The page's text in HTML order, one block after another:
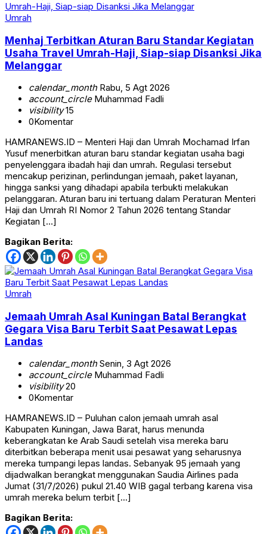
Umrah
Menhaj Terbitkan Aturan Baru Standar Kegiatan
Usaha Travel Umrah-Haji, Siap-siap Disanksi Jika
Melanggar
calendar_monthRabu, 5 Agt 2026
account_circleMuhammad Fadli
visibility15
0Komentar
HAMRANEWS.ID – Menteri Haji dan Umrah Mochamad Irfan
Yusuf menerbitkan aturan baru standar kegiatan usaha bagi
penyelenggara ibadah haji dan umrah. Regulasi tersebut
mencakup perizinan, perlindungan jemaah, paket layanan,
hingga sanksi yang dihadapi apabila terbukti melakukan
pelanggaran. Aturan baru ini tertuang dalam Peraturan Menteri
Haji dan Umrah RI Nomor 2 Tahun 2026 tentang Standar
Kegiatan […]
Bagikan Berita:
Umrah
Jemaah Umrah Asal Kuningan Batal Berangkat
Gegara Visa Baru Terbit Saat Pesawat Lepas
Landas
calendar_monthSenin, 3 Agt 2026
account_circleMuhammad Fadli
visibility20
0Komentar
HAMRANEWS.ID – Puluhan calon jemaah umrah asal
Kabupaten Kuningan, Jawa Barat, harus menunda
keberangkatan ke Arab Saudi setelah visa mereka baru
diterbitkan beberapa menit usai pesawat yang seharusnya
mereka tumpangi lepas landas. Sebanyak 95 jemaah yang
dijadwalkan berangkat menggunakan Saudia Airlines pada
Jumat (31/7/2026) pukul 21.40 WIB gagal terbang karena visa
umrah mereka belum terbit […]
Bagikan Berita: